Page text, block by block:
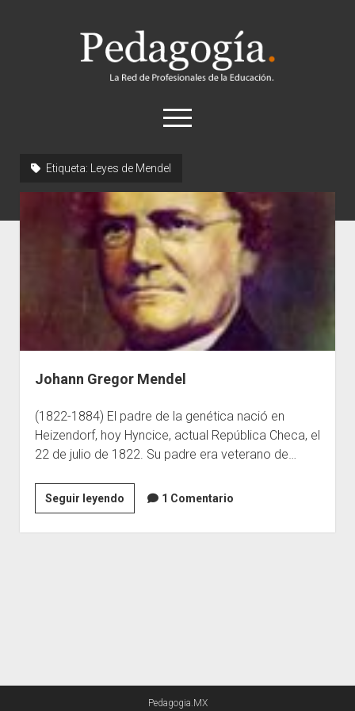
Pedagogía
abrir
el
Historia
Concepto
Entrevistas
Destacados
Biografías
Recursos
General
Escuelas
Etiqueta: Leyes de Mendel
Johann Gregor Mendel
(1822-1884) El padre de la genética nació en
Heizendorf, hoy Hyncice, actual República Checa, el
22 de julio de 1822. Su padre era veterano de…
Seguir leyendoJohann
Gregor
Mendel
1 Comentario
Pedagogia.MX